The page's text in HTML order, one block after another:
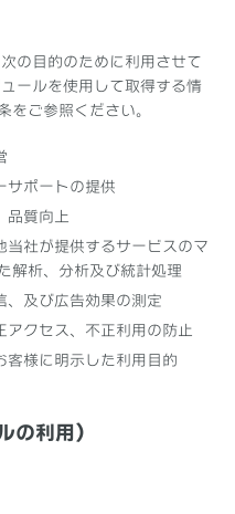
の目的のために利用させて
ールを使用して取得する情
をご参照ください。
サポートの提供
品質向上
当社が提供するサービスのマ
解析、分析及び統計処理
、及び広告効果の測定
アクセス、不正利用の防止
客様に明示した利用目的
の利用）